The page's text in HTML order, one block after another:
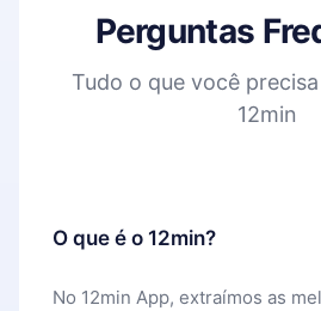
Perguntas
Tudo o que você
12min
O que é o 12min?
No 12min App, extraímos as